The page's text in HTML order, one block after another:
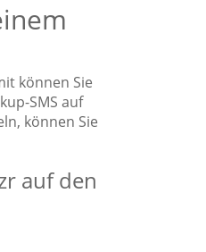
können Sie
SMS auf
können Sie
auf den